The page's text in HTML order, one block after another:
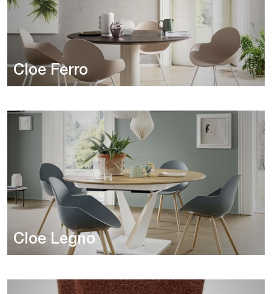
Cloe Ferro
Cloe Legno